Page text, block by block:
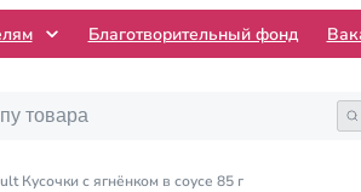
Благотворительный фонд
Кусочки с ягнёнком в соусе 85 г